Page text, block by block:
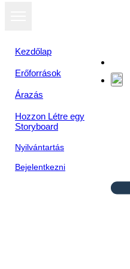
Kezdőlap
Erőforrások
Árazás
Hozzon Létre egy
Storyboard
Nyilvántartás
Bejelentkezni